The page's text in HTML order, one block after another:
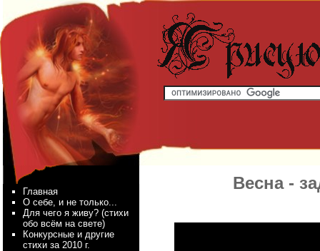
Главная
О себе, и не только...
Для чего я живу? (стихи
обо всём на свете)
Конкурсные и другие
стихи за 2010 г.
Весна -